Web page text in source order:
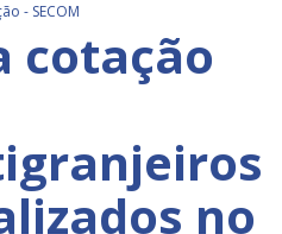
- SECOM
cotação
no